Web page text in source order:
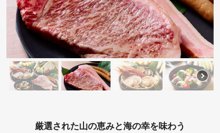
厳選された山の恵みと海の幸を味わう